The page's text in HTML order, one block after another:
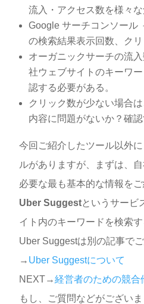
流入・アクセス数を様々
Google サーチコンソール
の検索結果表示回数、ク
オーガニックサーチの流
社ウェブサイトのキーワ
認する必要がある。
クリック数が少ない場合
内容に問題がないか？確認
今回ご紹介したツール以外
ルがありますが、まずは、
必要な最も基本的な情報を
Uber Suggestというサービ
イト内のキーワードを検索す
Uber Suggestは別の記事で
→ Uber Suggestについて
NEXT→経営者のための競
もし、ご質問などがござい